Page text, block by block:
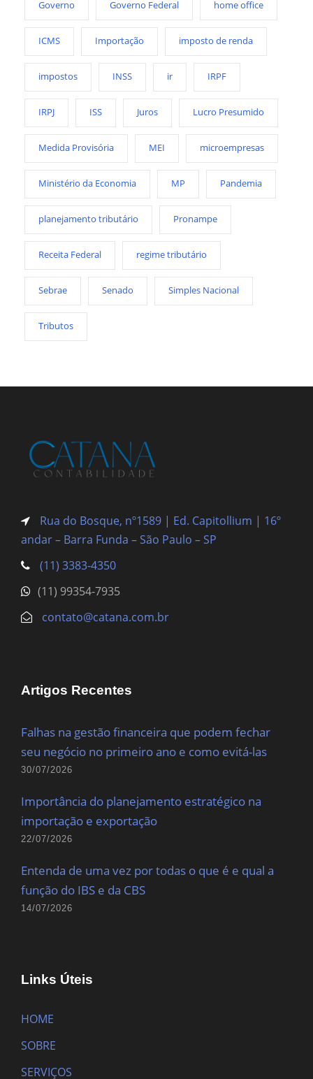
Governo Governo Federal home office
ICMS Importação imposto de renda
impostos INSS ir IRPF
IRPJ ISS Juros Lucro Presumido
Medida Provisória MEI microempresas
Ministério da Economia MP Pandemia
planejamento tributário Pronampe
Receita Federal regime tributário
Sebrae Senado Simples Nacional
Tributos
Rua do Bosque, nº1589 | Ed. Capitollium | 16º
andar – Barra Funda – São Paulo – SP
(11) 3383-4350
(11) 99354-7935
contato@catana.com.br
Artigos Recentes
Falhas na gestão financeira que podem fechar
seu negócio no primeiro ano e como evitá-las
30/07/2026
Importância do planejamento estratégico na
importação e exportação
22/07/2026
Entenda de uma vez por todas o que é e qual a
função do IBS e da CBS
14/07/2026
Links Úteis
HOME
SOBRE
SERVIÇOS